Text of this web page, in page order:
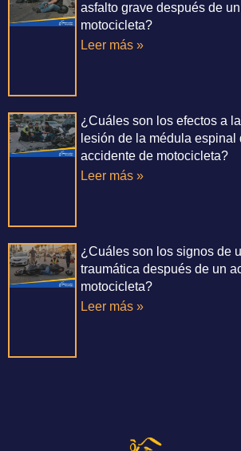
asfalto grave después de
motocicleta?
Leer más »
¿Cuáles son los efectos a
lesión de la médula espinal
accidente de motocicleta?
Leer más »
¿Cuáles son los signos de
traumática después de un
motocicleta?
Leer más »